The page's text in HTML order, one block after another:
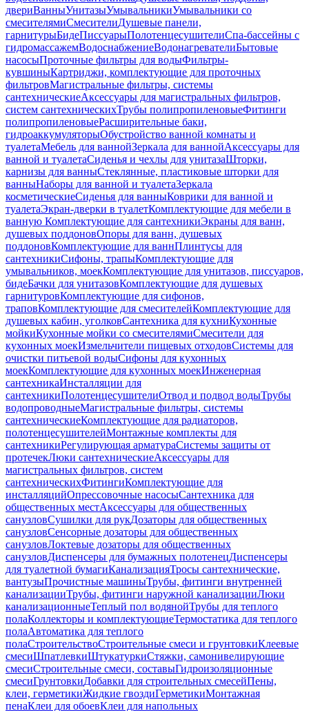
двериВанныУнитазыУмывальникиУмывальники со
смесителямиСмесителиДушевые панели,
гарнитурыБидеПиссуарыПолотенцесушителиСпа-бассейны с
гидромассажемВодоснабжениеВодонагревателиБытовые
насосыПроточные фильтры для водыФильтры-
кувшиныКартриджи, комплектующие для проточных
фильтровМагистральные фильтры, системы
сантехническиеАксессуары для магистральных фильтров,
систем сантехническихТрубы полипропиленовыеФитинги
полипропиленовыеРасширительные баки,
гидроаккумуляторыОбустройство ванной комнаты и
туалетаМебель для ваннойЗеркала для ваннойАксессуары для
ванной и туалетаСиденья и чехлы для унитазаШторки,
карнизы для ванныСтеклянные, пластиковые шторки для
ванныНаборы для ванной и туалетаЗеркала
косметическиеСиденья для ванныКоврики для ванной и
туалетаЭкран-дверки в туалетКомплектующие для мебели в
ванную Комплектующие для сантехникиЭкраны для ванн,
душевых поддоновОпоры для ванн, душевых
поддоновКомплектующие для ваннПлинтусы для
сантехникиСифоны, трапыКомплектующие для
умывальников, моекКомплектующие для унитазов, писсуаров,
бидеБачки для унитазовКомплектующие для душевых
гарнитуровКомплектующие для сифонов,
траповКомплектующие для смесителейКомплектующие для
душевых кабин, уголковСантехника для кухниКухонные
мойкиКухонные мойки со смесителямиСмесители для
кухонных моекИзмельчители пищевых отходовСистемы для
очистки питьевой водыСифоны для кухонных
моекКомплектующие для кухонных моекИнженерная
сантехникаИнсталляции для
сантехникиПолотенцесушителиОтвод и подвод водыТрубы
водопроводныеМагистральные фильтры, системы
сантехническиеКомплектующие для радиаторов,
полотенцесушителейМонтажные комплекты для
сантехникиРегулирующая арматураСистемы защиты от
протечекЛюки сантехническиеАксессуары для
магистральных фильтров, систем
сантехническихФитингиКомплектующие для
инсталляцийОпрессовочные насосыСантехника для
общественных местАксессуары для общественных
санузловСушилки для рукДозаторы для общественных
санузловСенсорные дозаторы для общественных
санузловЛоктевые дозаторы для общественных
санузловДиспенсеры для бумажных полотенецДиспенсеры
для туалетной бумагиКанализацияТросы сантехнические,
вантузыПрочистные машиныТрубы, фитинги внутренней
канализацииТрубы, фитинги наружной канализацииЛюки
канализационныеТеплый пол водянойТрубы для теплого
полаКоллекторы и комплектующиеТермостатика для теплого
полаАвтоматика для теплого
полаСтроительствоСтроительные смеси и грунтовкиКлеевые
смесиШпатлевкиШтукатуркиСтяжки, самонивелирующие
смесиСтроительные смеси, составыГидроизоляционные
смесиГрунтовкиДобавки для строительных смесейПены,
клеи, герметикиЖидкие гвоздиГерметикиМонтажная
пенаКлеи для обоевКлеи для напольных